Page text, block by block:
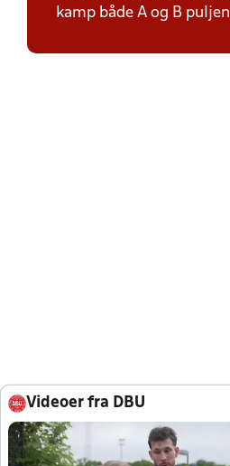
kamp både A og B puljen
Videoer fra DBU